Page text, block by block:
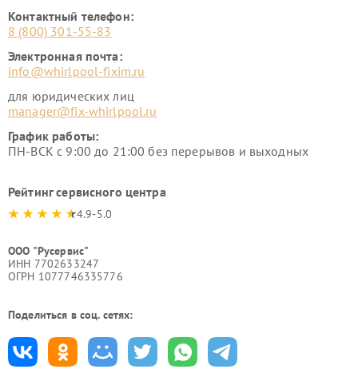
Контактный телефон:
8 (800) 301-55-83
Электронная почта:
info@whirlpool-fixim.ru
для юридических лиц
manager@fix-whirlpool.ru
График работы:
ПН-ВСК с 9:00 до 21:00 без перерывов и выходных
Рейтинг сервисного центра
4.9-5.0
ООО "Русервис"
ИНН 7702633247
ОГРН 1077746335776
Поделиться в соц. сетях: